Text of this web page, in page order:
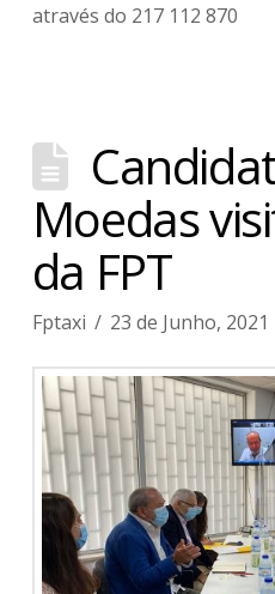
através do 217 112 870
Moedas
da FPT
Fptaxi 23 de Junho, 2021